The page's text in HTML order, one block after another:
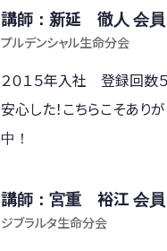
講師：新延 徹人 会員
プルデンシャル生命分会
２０１５年入社 登録回数
安心した！こちらこそあり
中！
講師：宮重 裕江 会員
ジブラルタ生命分会